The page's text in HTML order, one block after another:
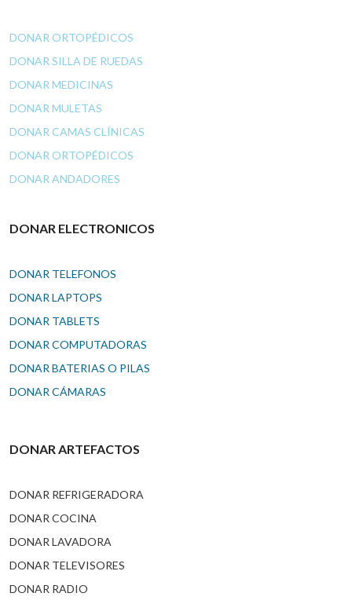
DONAR ORTOPÉDICOS
DONAR SILLA DE RUEDAS
DONAR MEDICINAS
DONAR MULETAS
DONAR CAMAS CLÍNICAS
DONAR ORTOPÉDICOS
DONAR ANDADORES
DONAR ELECTRONICOS
DONAR TELEFONOS
DONAR LAPTOPS
DONAR TABLETS
DONAR COMPUTADORAS
DONAR BATERIAS O PILAS
DONAR CÁMARAS
DONAR ARTEFACTOS
DONAR REFRIGERADORA
DONAR COCINA
DONAR LAVADORA
DONAR TELEVISORES
DONAR RADIO